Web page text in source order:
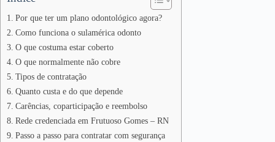
Por que ter um plano odontológico agora?
Como funciona o sulamérica odonto
O que costuma estar coberto
O que normalmente não cobre
Tipos de contratação
Quanto custa e do que depende
Carências, coparticipação e reembolso
Rede credenciada em Frutuoso Gomes – RN
Passo a passo para contratar com segurança